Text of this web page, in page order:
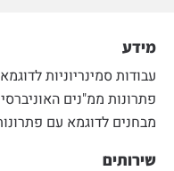
מידע
עבודות סמינריוניות לדוגמא
פתרונות ממ"נים
מבחנים לדוגמא עם
שירותים